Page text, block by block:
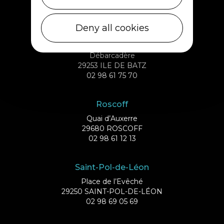
02 98 69 62 18
Ile de Batz
Débarcadère
29253 ILE DE BATZ
02 98 61 75 70
Roscoff
Quai d’Auxerre
29680 ROSCOFF
02 98 61 12 13
Saint-Pol-de-Léon
Place de l’Evêché
29250 SAINT-POL-DE-LÉON
02 98 69 05 69
Deny all cookies